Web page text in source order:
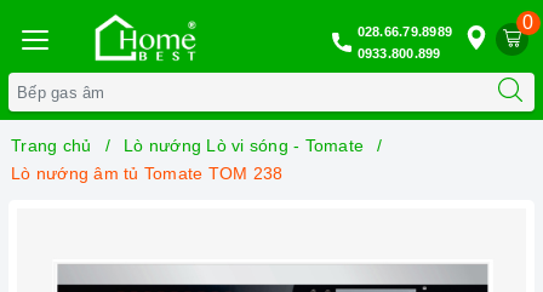
0
028.66.79.8989
0933.800.899
Trang chủ
Lò nướng Lò vi sóng - Tomate
Lò nướng âm tủ Tomate TOM 238